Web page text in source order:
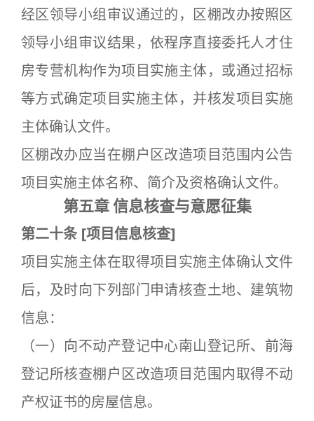
经区领导小组审议通过的，区棚改办按照区
领导小组审议结果，依程序直接委托人才住
房专营机构作为项目实施主体，或通过招标
等方式确定项目实施主体，并核发项目实施
主体确认文件。
区棚改办应当在棚户区改造项目范围内公告
项目实施主体名称、简介及资格确认文件。
第五章 信息核查与意愿征集
第二十条 [项目信息核查]
项目实施主体在取得项目实施主体确认文件
后，及时向下列部门申请核查土地、建筑物
信息：
（一）向不动产登记中心南山登记所、前海
登记所核查棚户区改造项目范围内取得不动
产权证书的房屋信息。